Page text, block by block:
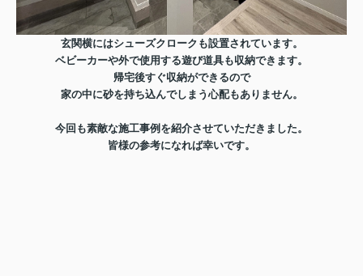
玄関横にはシューズクロークも設置されています。
ベビーカーや外で使用する遊び道具も収納できます。
帰宅後すぐ収納ができるので
家の中に砂を持ち込んでしまう心配もありません。
今回も素敵な施工事例を紹介させていただきました。
皆様の参考になれば幸いです。